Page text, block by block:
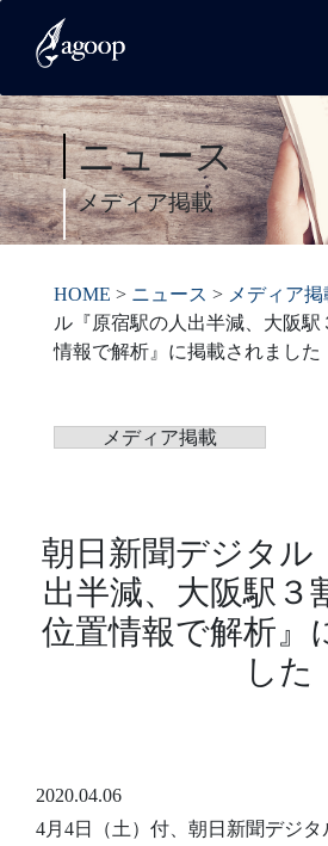
ニュース
メディア掲載
HOME > ニュース > メディア掲
ル『原宿駅の人出半減、大阪
情報で解析』に掲載されました
メディア掲載
朝日新聞デジタル
出半減、大阪駅
位置情報で解析』
した
2020.04.06
4月4日（土）付、朝日新聞デジ